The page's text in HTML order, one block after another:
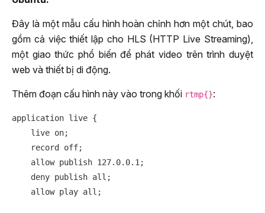
Đây là một mẫu cấu hình hoàn chỉnh hơn một chút, bao
gồm cả việc thiết lập cho HLS (HTTP Live Streaming),
một giao thức phổ biến để phát video trên trình duyệt
web và thiết bị di động.
Thêm đoạn cấu hình này vào trong khối rtmp{}:
application live {
    live on;
    record off;
    allow publish 127.0.0.1;
    deny publish all;
    allow play all;